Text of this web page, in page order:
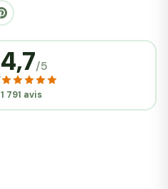
4,7/5
1 791 avis